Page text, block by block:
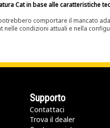
Cat in base alle caratteristiche
comportare il mancato
nelle condizioni attuali e nella
Supporto
Contattaci
Trova il dealer